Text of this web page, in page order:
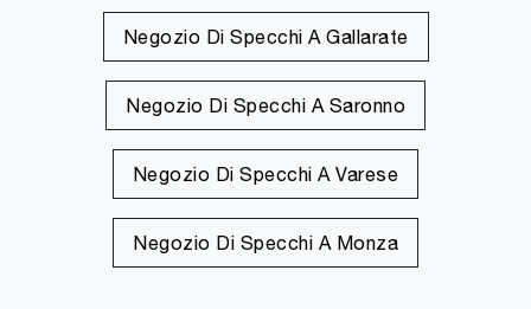
Negozio Di Specchi A Gallarate
Negozio Di Specchi A Saronno
Negozio Di Specchi A Varese
Negozio Di Specchi A Monza